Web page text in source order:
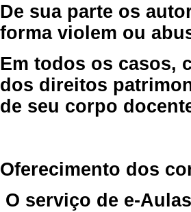
De sua parte os
forma violem ou
Em todos os casos,
dos direitos
de seu corpo
Oferecimento dos
O serviço de e-